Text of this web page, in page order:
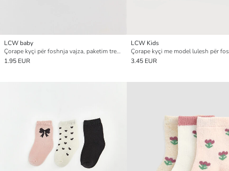
LCW baby
Çorape kyçi për foshnja vajza, paketim treshe 3 copë
1.95 EUR
LCW Kids
3.45 EUR